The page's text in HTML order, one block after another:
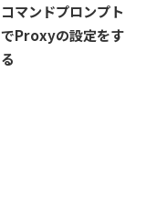
コマンドプロンプト
でProxyの設定をす
る